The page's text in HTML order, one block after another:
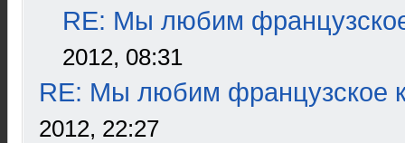
RE: Мы любим
2012, 08:31
RE: Мы любим французское
2012, 22:27